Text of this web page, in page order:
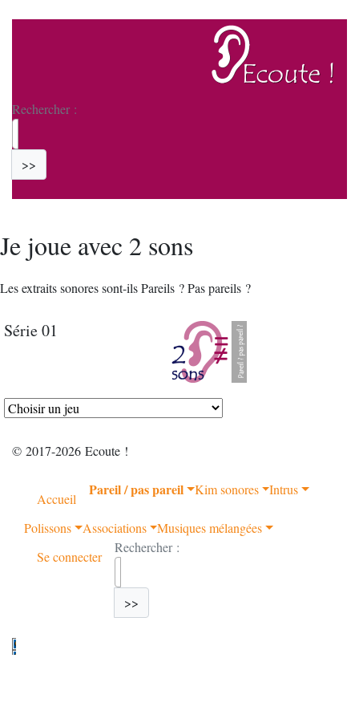
Rechercher :
>>
Je joue avec 2 sons
Les extraits sonores sont-ils Pareils ? Pas pareils ?
Série 01
© 2017-2026 Ecoute !
Accueil
Pareil / pas pareil Kim sonores Intrus
Polissons Associations
Musiques mélangées
Se connecter
Rechercher :
>>